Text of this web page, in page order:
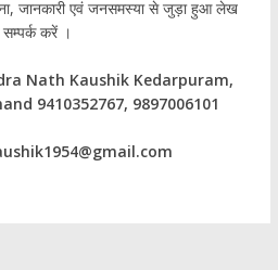
जानकारी एवं जनसमस्या से जुड़ा हुआ लेख
करें ।
Nath Kaushik Kedarpuram,
9410352767, 9897006101